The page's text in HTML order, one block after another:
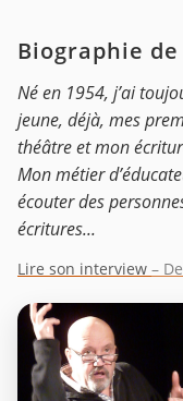
Biographie de
Né en 1954, j’ai
jeune, déjà, mes
théâtre et mon
Mon métier
écouter des
écritures...
Lire son interview –